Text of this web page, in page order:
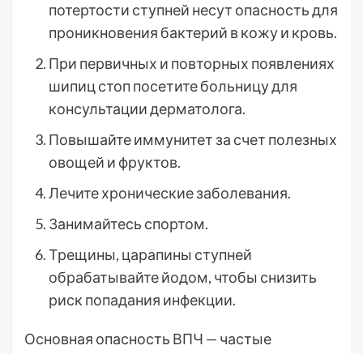
потертости ступней несут опасность для
проникновения бактерий в кожу и кровь.
При первичных и повторных появлениях
шипиц стоп посетите больницу для
консультации дерматолога.
Повышайте иммунитет за счет полезных
овощей и фруктов.
Лечите хронические заболевания.
Занимайтесь спортом.
Трещины, царапины ступней
обрабатывайте йодом, чтобы снизить
риск попадания инфекции.
Основная опасность ВПЧ — частые